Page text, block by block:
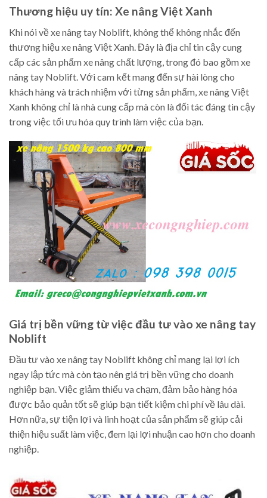
Thương hiệu uy tín: Xe nâng Việt Xanh
Khi nói về xe nâng tay Noblift, không thể không nhắc đến
thương hiệu xe nâng Việt Xanh. Đây là địa chỉ tin cậy cung
cấp các sản phẩm xe nâng chất lượng, trong đó bao gồm xe
nâng tay Noblift. Với cam kết mang đến sự hài lòng cho
khách hàng và trách nhiệm với từng sản phẩm, xe nâng Việt
Xanh không chỉ là nhà cung cấp mà còn là đối tác đáng tin cậy
trong việc tối ưu hóa quy trình làm việc của bạn.
Giá trị bền vững từ việc đầu tư vào xe nâng tay
Noblift
Đầu tư vào xe nâng tay Noblift không chỉ mang lại lợi ích
ngay lập tức mà còn tạo nên giá trị bền vững cho doanh
nghiệp bạn. Việc giảm thiểu va chạm, đảm bảo hàng hóa
được bảo quản tốt sẽ giúp bạn tiết kiệm chi phí về lâu dài.
Hơn nữa, sự tiện lợi và linh hoạt của sản phẩm sẽ giúp cải
thiện hiệu suất làm việc, đem lại lợi nhuận cao hơn cho doanh
nghiệp.